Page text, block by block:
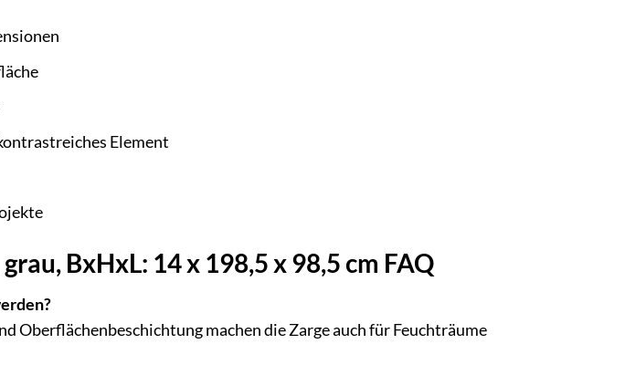
Element
BxHxL: 14 x 198,5 x 98,5 cm FAQ
Oberflächenbeschichtung machen die Zarge auch für Feuchträume